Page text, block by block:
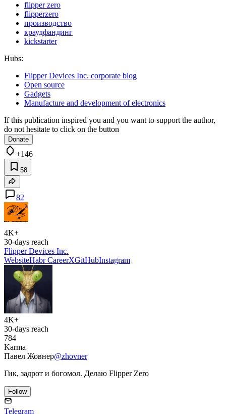
flipper zero
flipperzero
производство
краудфандинг
kickstarter
Hubs:
Flipper Devices Inc. corporate blog
Open source
Gadgets
Manufacture and development of electronics
If this publication inspired you and you want to support the author,
do not hesitate to click on the button
Donate
+146
58
82
4K+
30-days reach
Flipper Devices Inc.
WebsiteHabr CareerXGitHubInstagram
4K+
30-days reach
784
Karma
Павел Жовнер@zhovner
Гик, задрот и богомол. Делаю Flipper Zero
Follow
Telegram